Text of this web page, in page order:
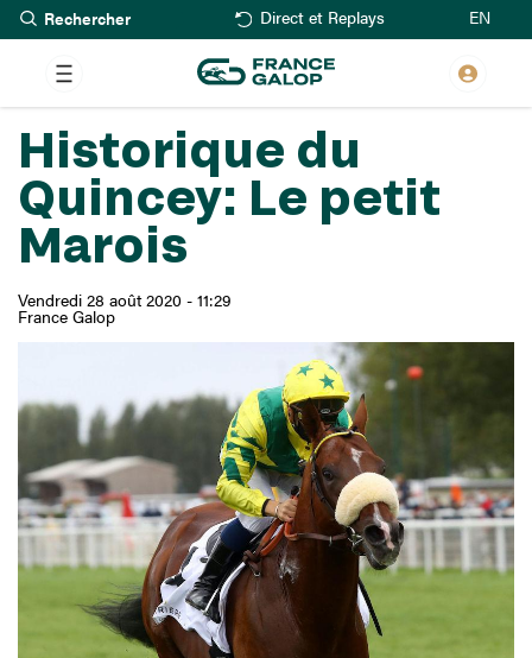
Aller
au
contenu
principal
Rechercher Direct et Replays EN
Historique du
Quincey: Le petit
Marois
Vendredi 28 août 2020 - 11:29
France Galop